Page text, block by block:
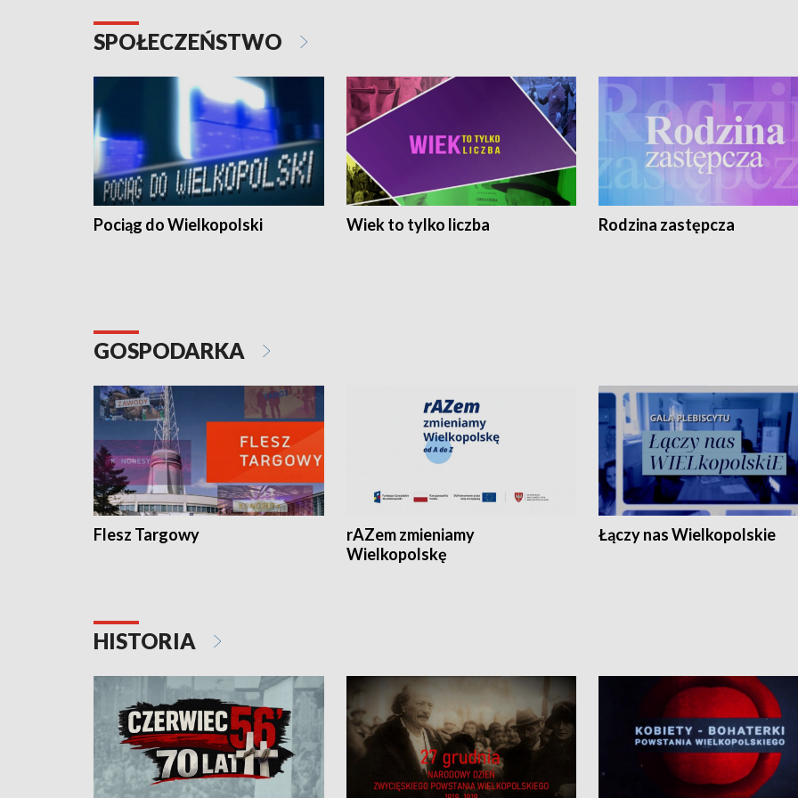
SPOŁECZEŃSTWO
Pociąg do Wielkopolski Wiek to tylko liczba Rodzina zastępcza
GOSPODARKA
Flesz Targowy
rAZem zmieniamy
Wielkopolskę
Łączy nas Wielkopolskie
HISTORIA